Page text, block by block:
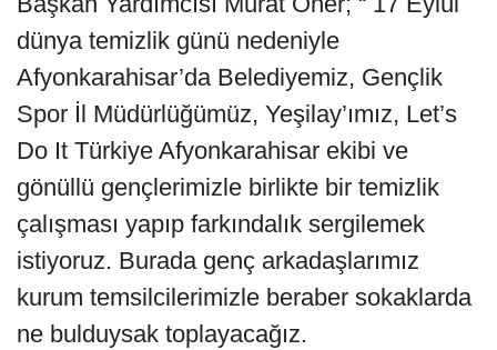
dünya temizlik günü nedeniyle
Afyonkarahisar’da Belediyemiz, Gençlik
Spor İl Müdürlüğümüz, Yeşilay’ımız, Let’s
Do It Türkiye Afyonkarahisar ekibi ve
gönüllü gençlerimizle birlikte bir temizlik
çalışması yapıp farkındalık sergilemek
istiyoruz. Burada genç arkadaşlarımız
kurum temsilcilerimizle beraber sokaklarda
ne bulduysak toplayacağız.